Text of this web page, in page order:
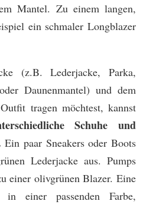
Mantel. Zu einem langen,
ein schmaler Longblazer
(z.B. Lederjacke, Parka,
Daunenmantel) und dem
tragen möchtest, kannst
Schuhe und
Ein paar Sneakers oder Boots
Lederjacke aus. Pumps
einer olivgrünen Blazer. Eine
einer passenden Farbe,